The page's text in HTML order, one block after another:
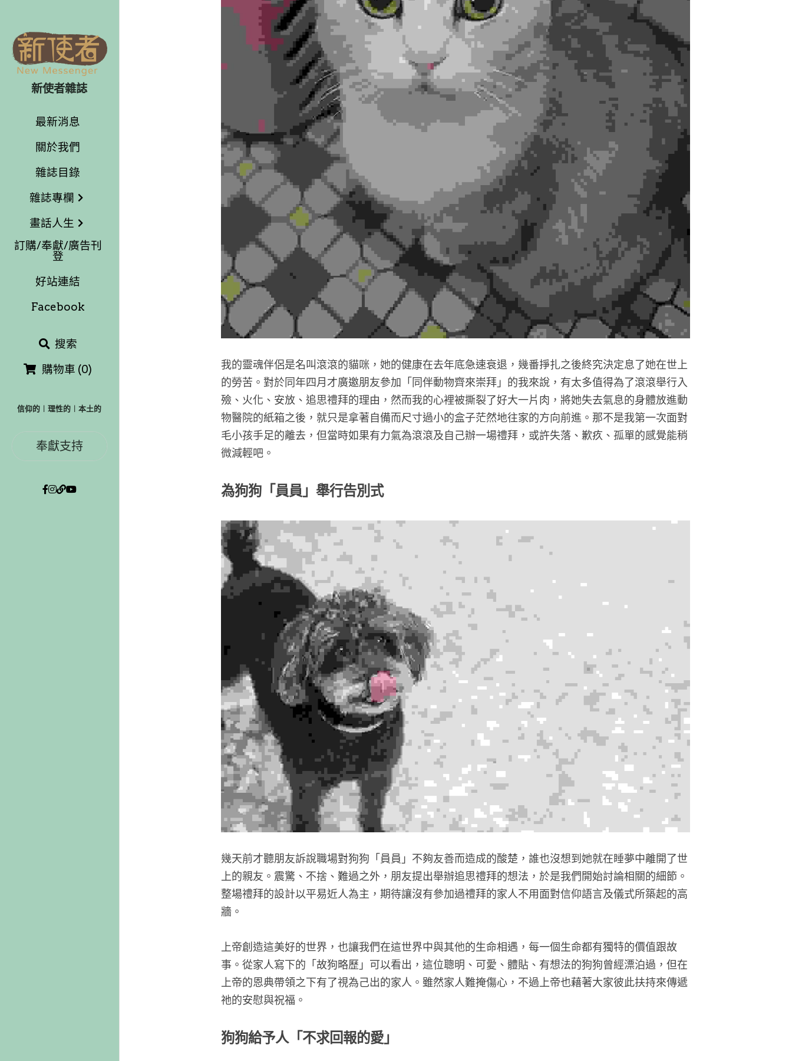
新使者雜誌
最新消息
關於我們
雜誌目錄
雜誌專欄
畫話人生
訂購/奉獻/廣告刊
登
好站連結
Facebook
搜索
購物車 (0)
信仰的︱理性的︱本土的
奉獻支持
我的靈魂伴侶是名叫滾滾的貓咪，她的健康在去年底急速衰退，幾番掙扎之後終究決定息了她在世上
的勞苦。對於同年四月才廣邀朋友參加「同伴動物齊來崇拜」的我來說，有太多值得為了滾滾舉行入
殮、火化、安放、追思禮拜的理由，然而我的心裡被撕裂了好大一片肉，將她失去氣息的身體放進動
物醫院的紙箱之後，就只是拿著自備而尺寸過小的盒子茫然地往家的方向前進。那不是我第一次面對
毛小孩手足的離去，但當時如果有力氣為滾滾及自己辦一場禮拜，或許失落、歉疚、孤單的感覺能稍
微減輕吧。
為狗狗「員員」舉行告別式
幾天前才聽朋友訴說職場對狗狗「員員」不夠友善而造成的酸楚，誰也沒想到她就在睡夢中離開了世
上的親友。震驚、不捨、難過之外，朋友提出舉辦追思禮拜的想法，於是我們開始討論相關的細節。
整場禮拜的設計以平易近人為主，期待讓沒有參加過禮拜的家人不用面對信仰語言及儀式所築起的高
牆。
上帝創造這美好的世界，也讓我們在這世界中與其他的生命相遇，每一個生命都有獨特的價值跟故
事。從家人寫下的「故狗略歷」可以看出，這位聰明、可愛、體貼、有想法的狗狗曾經漂泊過，但在
上帝的恩典帶領之下有了視為己出的家人。雖然家人難掩傷心，不過上帝也藉著大家彼此扶持來傳遞
祂的安慰與祝福。
狗狗給予人「不求回報的愛」